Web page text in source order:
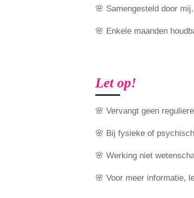
🌸 Samengesteld door
🌸 Enkele maanden
Let op!
🌸 Vervangt geen
🌸 Bij fysieke of
🌸 Werking niet
🌸 Voor meer informatie,